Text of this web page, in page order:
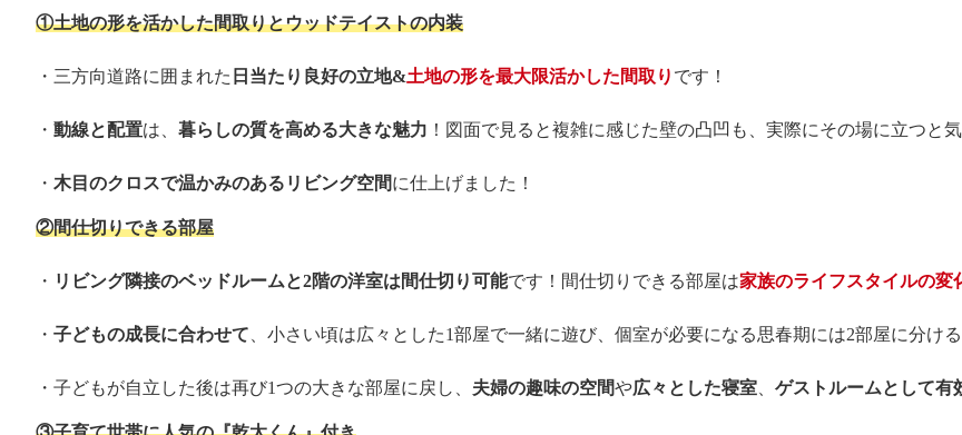
①土地の形を活かした間取りとウッドテイストの内装
・三方向道路に囲まれた 日当たり良好の立地&土地の形を最大限活かした間取り です！
・ 動線と配置は、 暮らしの質を高める大きな魅力 ！図面で見ると複雑に感じた壁の凸凹も、実際にその場に立つと
・ 木目のクロスで温かみのあるリビング空間に仕上げました！
②間仕切りできる部屋
・ リビング隣接のベッドルームと2階の洋室は間仕切り可能です！間仕切りできる部屋は家族のライフスタイルの変
・ 子どもの成長に合わせて 、小さい頃は広々とした1部屋で一緒に遊び、個室が必要になる思春期には2部屋に分け
・子どもが自立した後は再び1つの大きな部屋に戻し、 夫婦の趣味の空間や広々とした寝室 ゲストルームとして有